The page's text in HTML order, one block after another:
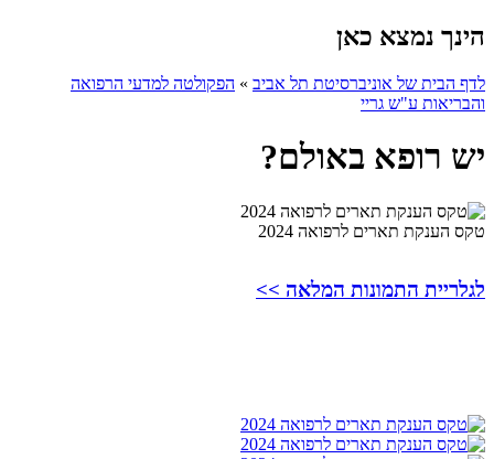
הינך נמצא כאן
לדף הבית של אוניברסיטת תל אביב » הפקולטה למדעי הרפואה
והבריאות ע"ש גריי
יש רופא באולם?
טקס הענקת תארים לרפואה 2024
לגלריית התמונות המלאה >>